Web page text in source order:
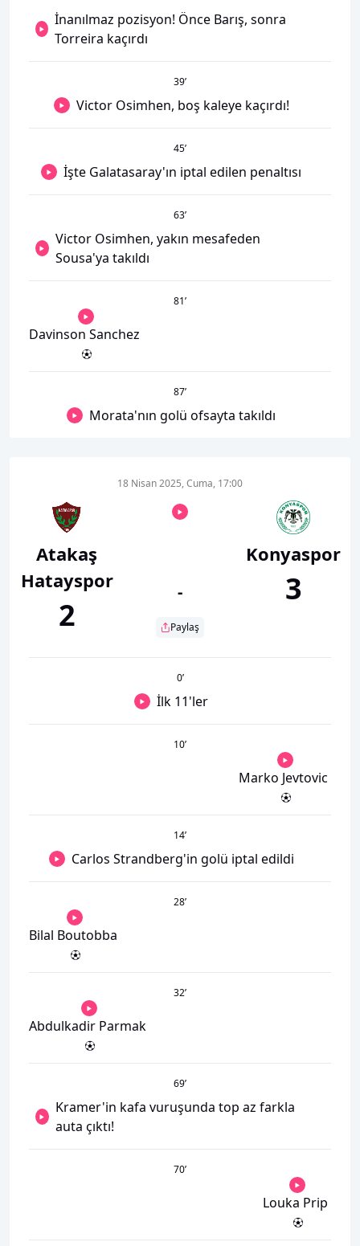
İnanılmaz pozisyon! Önce Barış, sonra
Torreira kaçırdı
39’
Victor Osimhen, boş kaleye kaçırdı!
45’
İşte Galatasaray'ın iptal edilen penaltısı
63’
Victor Osimhen, yakın mesafeden
Sousa'ya takıldı
81’
Davinson Sanchez
87’
Morata'nın golü ofsayta takıldı
Atakaş
Hatayspor
2
18 Nisan 2025, Cuma, 17:00
-
Paylaş
Konyaspor
3
0’
İlk 11'ler
10’
Marko Jevtovic
14’
Carlos Strandberg'in golü iptal edildi
28’
Bilal Boutobba
32’
Abdulkadir Parmak
69’
Kramer'in kafa vuruşunda top az farkla
auta çıktı!
70’
Louka Prip